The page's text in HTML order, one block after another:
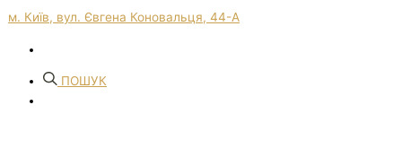
м. Київ, вул. Євгена Коновальця, 44-А
ПОШУК